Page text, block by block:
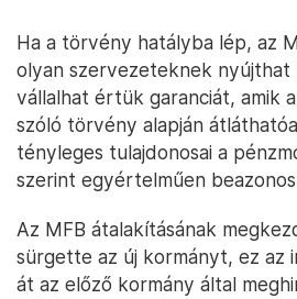
Ha a törvény hatályba lép, az
olyan szervezeteknek
vállalhat értük garanciát, amik
szóló törvény alapján
tényleges tulajdonosai a
szerint egyértelműen
Az MFB átalakításának
sürgette az új kormányt, ez az
át az előző kormány által